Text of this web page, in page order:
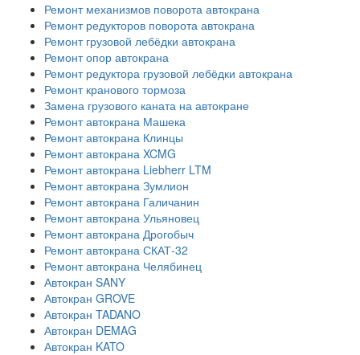
Ремонт механизмов поворота автокрана
Ремонт редукторов поворота автокрана
Ремонт грузовой лебёдки автокрана
Ремонт опор автокрана
Ремонт редуктора грузовой лебёдки автокрана
Ремонт кранового тормоза
Замена грузового каната на автокране
Ремонт автокрана Машека
Ремонт автокрана Клинцы
Ремонт автокрана XCMG
Ремонт автокрана Liebherr LTM
Ремонт автокрана Зумлион
Ремонт автокрана Галичанин
Ремонт автокрана Ульяновец
Ремонт автокрана Дрогобыч
Ремонт автокрана СКАТ-32
Ремонт автокрана Челябинец
Автокран SANY
Автокран GROVE
Автокран TADANO
Автокран DEMAG
Автокран KATO